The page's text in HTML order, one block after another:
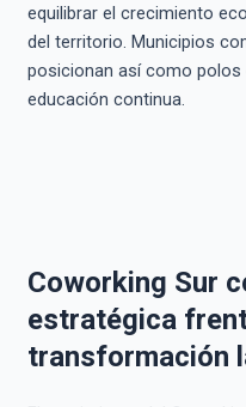
equilibrar el crecimiento
del territorio. Municipios
posicionan así como polos
educación continua.
Coworking Sur
estratégica
transformación